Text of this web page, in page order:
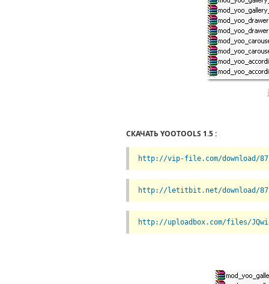
СКАЧАТЬ YOOTOOLS 1.5 :
http://vip-file.com/download/
http://letitbit.net/download/
http://uploadbox.com/files/